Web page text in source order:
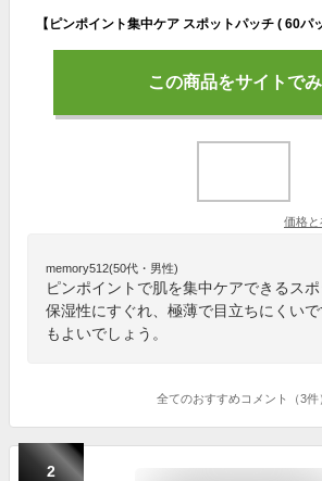
この商品をサイトで
価格と
memory512(50代・男性)
ピンポイントで肌を集中ケアできるスポ
保湿性にすぐれ、極薄で目立ちにくい
もよいでしょう。
全てのおすすめコメント（3件
2